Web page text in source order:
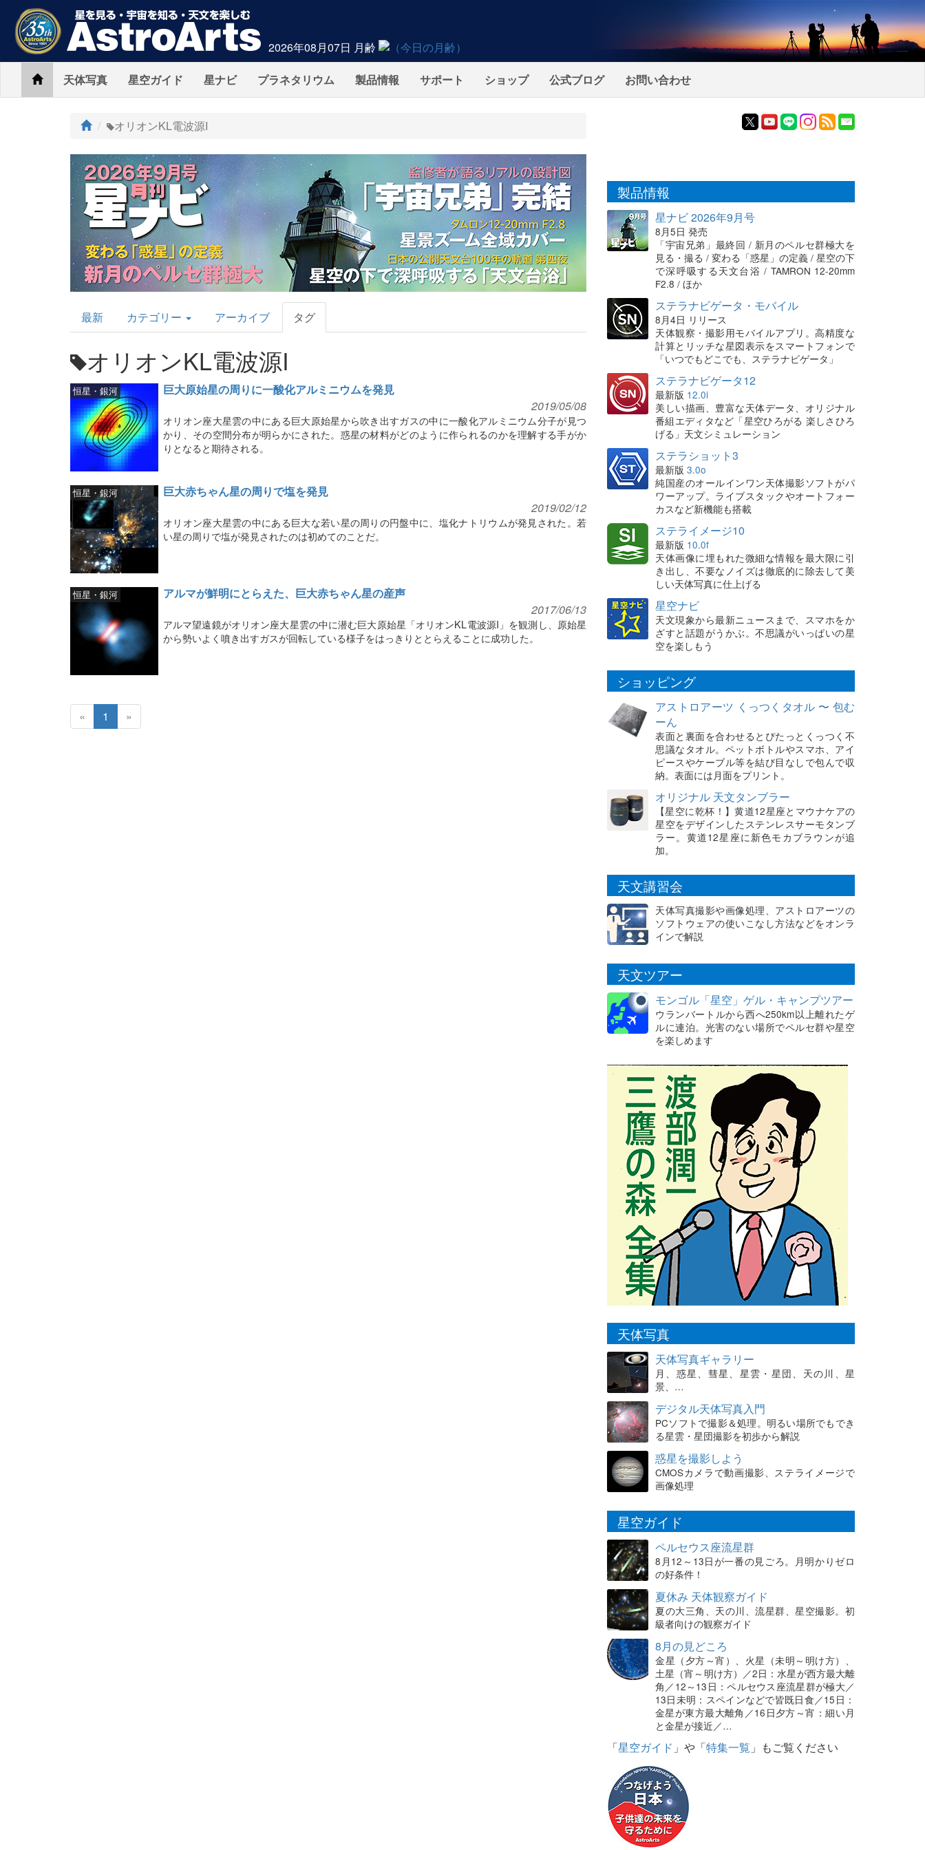
2026年08月07日 月齢
Home天体写真 星空ガイド 星ナビ プラネタリウム 製品情報 サポート ショップ 公式ブログ お問い合わせ
ト
プ
オリオンKL電波源I
AstroArts
Topics
最新 カテゴリー アーカイブ タグ
オリオンKL電波源I
巨大原始星の周りに一酸化アルミニウムを発見
恒星・銀河
2019/05/08
オリオン座大星雲の中にある巨大原始星から吹き出すガスの中に一酸化アルミニウム分子が見つ
かり、その空間分布が明らかにされた。惑星の材料がどのように作られるのかを理解する手がか
りとなると期待される。
巨大赤ちゃん星の周りで塩を発見
恒星・銀河
2019/02/12
オリオン座大星雲の中にある巨大な若い星の周りの円盤中に、塩化ナトリウムが発見された。若
い星の周りで塩が発見されたのは初めてのことだ。
アルマが鮮明にとらえた、巨大赤ちゃん星の産声
恒星・銀河
2017/06/13
アルマ望遠鏡がオリオン座大星雲の中に潜む巨大原始星「オリオンKL電波源I」を観測し、原始星
から勢いよく噴き出すガスが回転している様子をはっきりととらえることに成功した。
« 1 »
製品情報
星ナビ 2026年9月号
8月5日 発売
「宇宙兄弟」最終回 / 新月のペルセ群極大を
見る・撮る / 変わる「惑星」の定義 / 星空の下
で深呼吸する天文台浴 / TAMRON 12-20mm
F2.8 / ほか
ステラナビゲータ・モバイル
8月4日 リリース
天体観察・撮影用モバイルアプリ。高精度な
計算とリッチな星図表示をスマートフォンで
「いつでもどこでも、ステラナビゲータ」
ステラナビゲータ12
最新版 12.0i
美しい描画、豊富な天体データ、オリジナル
番組エディタなど「星空ひろがる 楽しさひろ
げる」天文シミュレーション
ステラショット3
最新版 3.0o
純国産のオールインワン天体撮影ソフトがパ
ワーアップ。ライブスタックやオートフォー
カスなど新機能も搭載
ステライメージ10
最新版 10.0f
天体画像に埋もれた微細な情報を最大限に引
き出し、不要なノイズは徹底的に除去して美
しい天体写真に仕上げる
星空ナビ
天文現象から最新ニュースまで、スマホをか
ざすと話題がうかぶ。不思議がいっぱいの星
空を楽しもう
ショッピング
アストロアーツ くっつくタオル 〜 包む
ーん
表面と裏面を合わせるとぴたっとくっつく不
思議なタオル。ペットボトルやスマホ、アイ
ピースやケーブル等を結び目なしで包んで収
納。表面には月面をプリント。
オリジナル 天文タンブラー
【星空に乾杯！】黄道12星座とマウナケアの
星空をデザインしたステンレスサーモタンブ
ラー。黄道12星座に新色モカブラウンが追
加。
天文講習会
天体写真撮影や画像処理、アストロアーツの
ソフトウェアの使いこなし方法などをオンラ
インで解説
天文ツアー
モンゴル「星空」ゲル・キャンプツアー
ウランバートルから西へ250km以上離れたゲ
ルに連泊。光害のない場所でペルセ群や星空
を楽しめます
天体写真
天体写真ギャラリー
月、惑星、彗星、星雲・星団、天の川、星
景、…
デジタル天体写真入門
PCソフトで撮影＆処理。明るい場所でもでき
る星雲・星団撮影を初歩から解説
惑星を撮影しよう
CMOSカメラで動画撮影、ステライメージで
画像処理
星空ガイド
ペルセウス座流星群
8月12～13日が一番の見ごろ。月明かりゼロ
の好条件！
夏休み 天体観察ガイド
夏の大三角、天の川、流星群、星空撮影。初
級者向けの観察ガイド
8月の見どころ
金星（夕方～宵）、火星（未明～明け方）、
土星（宵～明け方）／2日：水星が西方最大離
角／12～13日：ペルセウス座流星群が極大／
13日未明：スペインなどで皆既日食／15日：
金星が東方最大離角／16日夕方～宵：細い月
と金星が接近／…
「星空ガイド 」や「特集一覧 」もご覧ください